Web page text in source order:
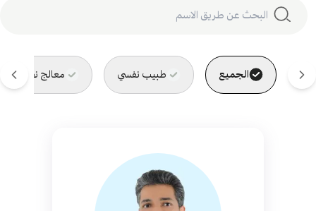
الجميع طبيب نفسي معالج نفسي